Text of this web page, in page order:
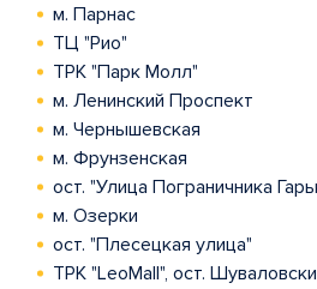
м. Парнас
ТЦ "Рио"
ТРК "Парк Молл"
м. Ленинский Проспект
м. Чернышевская
м. Фрунзенская
ост. "Улица Пограничника
м. Озерки
ост. "Плесецкая улица"
ТРК "LeoMall", ост.